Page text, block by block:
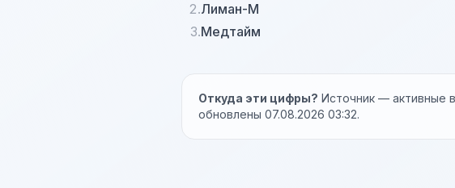
2.Лиман-М
3.Медтайм
Откуда эти цифры? Источник — активные
обновлены 07.08.2026 03:32.